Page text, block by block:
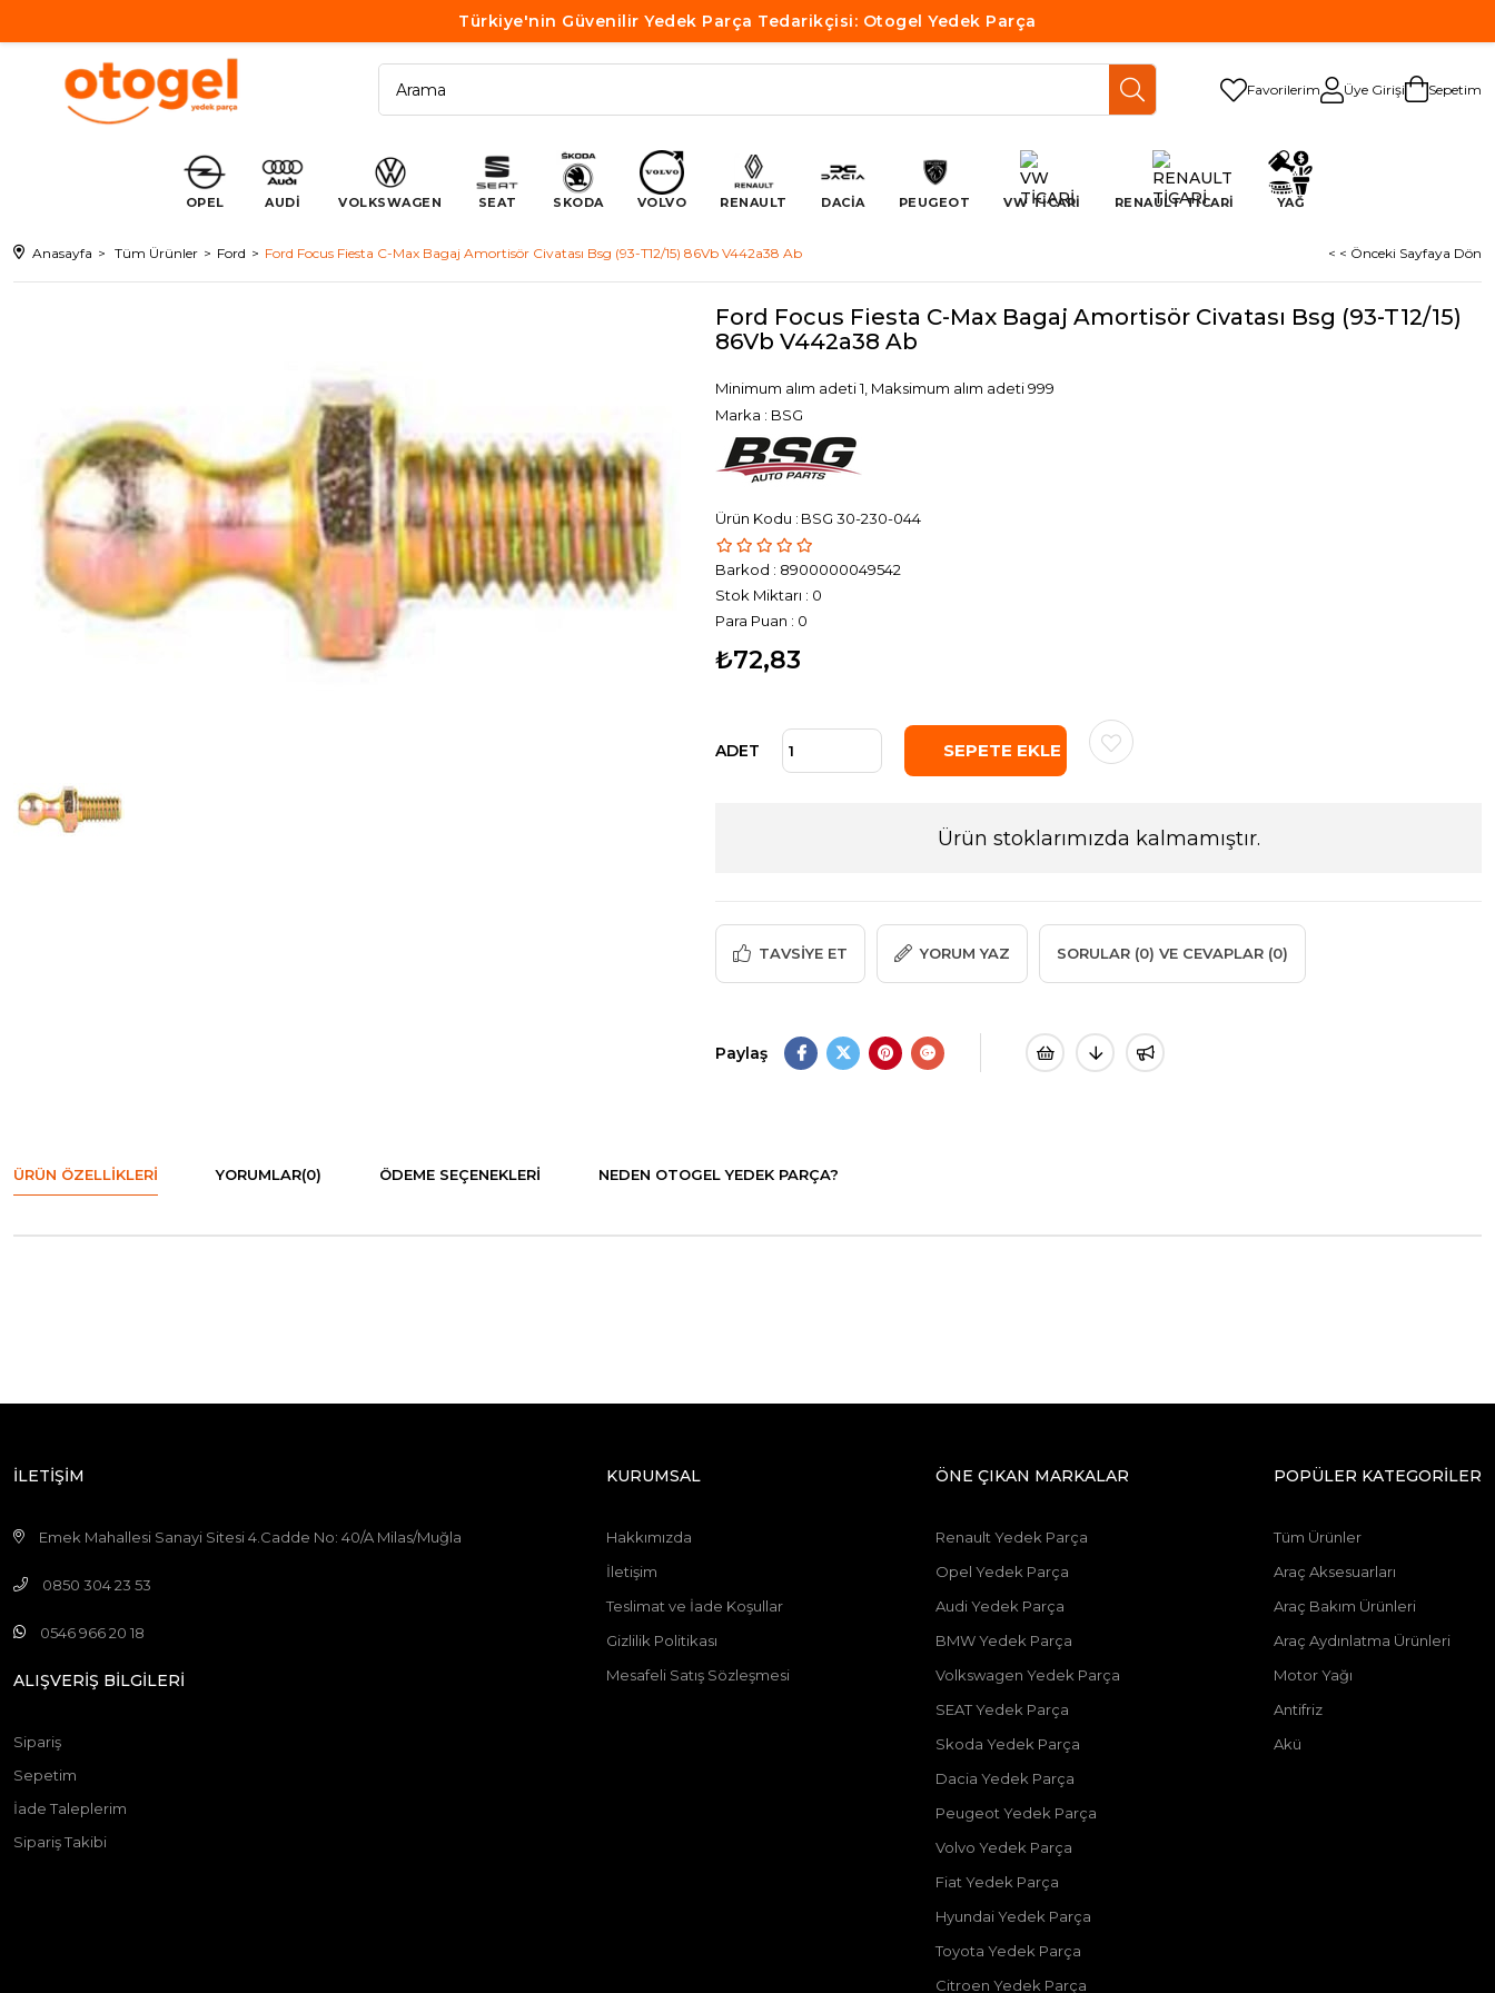
Türkiye'nin Güvenilir Yedek Parça Tedarikçisi: Otogel Yedek Parça
Favorilerim Üye Girişi Sepetim
OPEL AUDİ VOLKSWAGEN SEAT SKODA VOLVO RENAULT DACİA PEUGEOT VW TİCARİ RENAULT TİCARİ YAĞ
Anasayfa Tüm Ürünler Ford Ford Focus Fiesta C-Max Bagaj Amortisör Civatası Bsg (93-T12/15) 86Vb V442a38 Ab < < Önceki Sayfaya Dön
Ford Focus Fiesta C-Max Bagaj Amortisör Civatası Bsg (93-T12/15)
86Vb V442a38 Ab
Minimum alım adeti 1, Maksimum alım adeti 999
Marka : BSG
BSG 30-230-044
Barkod : 8900000049542
Stok Miktarı : 0
Para Puan : 0
₺72,83
ADET
Ürün stoklarımızda kalmamıştır.
TAVSIYE ET YORUM YAZ SORULAR (0) VE CEVAPLAR (0)
Paylaş
ÜRÜN ÖZELLIKLERI YORUMLAR(0) ÖDEME SEÇENEKLERI NEDEN OTOGEL YEDEK PARÇA?
İLETİŞİM
Emek Mahallesi Sanayi Sitesi 4.Cadde No: 40/A Milas/Muğla
0850 304 23 53
0546 966 20 18
ALIŞVERİŞ BİLGİLERİ
Sipariş
Sepetim
İade Taleplerim
Sipariş Takibi
KURUMSAL
Hakkımızda
İletişim
Teslimat ve İade Koşullar
Gizlilik Politikası
Mesafeli Satış Sözleşmesi
ÖNE ÇIKAN MARKALAR
Renault Yedek Parça
Opel Yedek Parça
Audi Yedek Parça
BMW Yedek Parça
Volkswagen Yedek Parça
SEAT Yedek Parça
Skoda Yedek Parça
Dacia Yedek Parça
Peugeot Yedek Parça
Volvo Yedek Parça
Fiat Yedek Parça
Hyundai Yedek Parça
Toyota Yedek Parça
Citroen Yedek Parça
POPÜLER KATEGORİLER
Tüm Ürünler
Araç Aksesuarları
Araç Bakım Ürünleri
Araç Aydınlatma Ürünleri
Motor Yağı
Antifriz
Akü